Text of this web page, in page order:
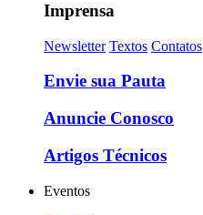
Imprensa
Newsletter Textos Contatos
Envie sua Pauta
Anuncie Conosco
Artigos Técnicos
Eventos